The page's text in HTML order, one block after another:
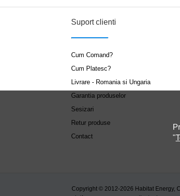
Suport clienti
Cum Comand?
Cum Platesc?
Livrare - Romania si Ungaria
Garantia produselor
Sesizari
Retur produse
Contact
Copyright © 2012-2026 Habitat Energy,
"